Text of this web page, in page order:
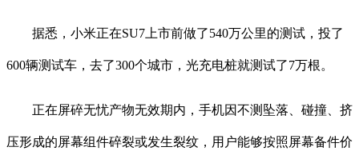
据悉，小米正在SU7上市前做了540万公里的测试，投了
600辆测试车，去了300个城市，光充电桩就测试了7万根。
正在屏碎无忧产物无效期内，手机因不测坠落、碰撞、挤
压形成的屏幕组件碎裂或发生裂纹，用户能够按照屏幕备件价